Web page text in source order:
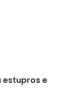
estupros e